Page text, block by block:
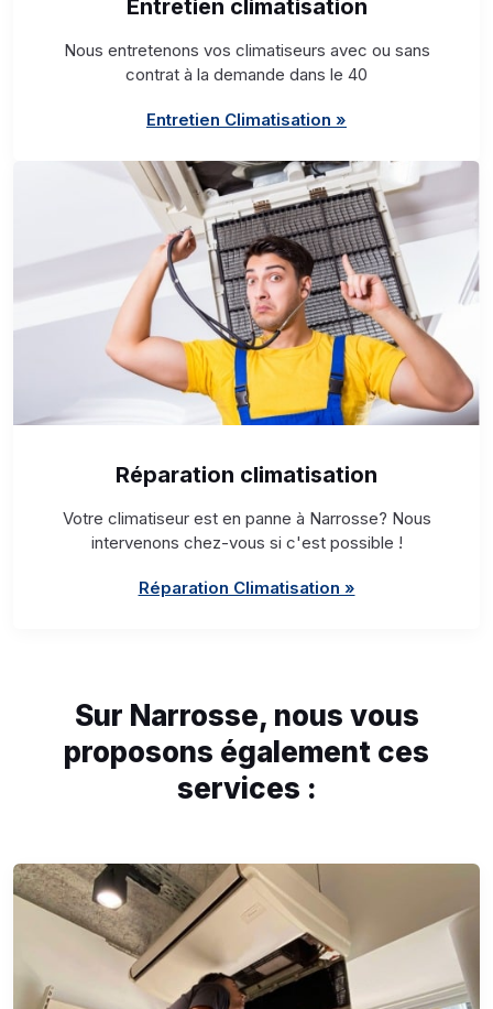
Entretien climatisation
Nous entretenons vos climatiseurs avec ou sans
contrat à la demande dans le 40
Entretien Climatisation »
Réparation climatisation
Votre climatiseur est en panne à Narrosse? Nous
intervenons chez-vous si c'est possible !
Réparation Climatisation »
Sur Narrosse, nous vous
proposons également ces
services :